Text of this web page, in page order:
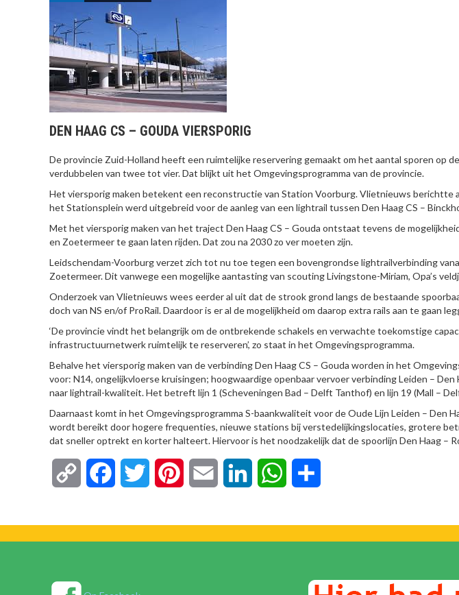
DEN HAAG CS – GOUDA VIERSPORIG
De provincie Zuid-Holland heeft een ruimtelijke reservering gemaakt om het aantal sporen op
verdubbelen van twee tot vier. Dat blijkt uit het Omgevingsprogramma van de provincie.
Het viersporig maken betekent een reconstructie van Station Voorburg. Vlietnieuws berichtte
het Stationsplein werd uitgebreid voor de aanleg van een lightrail tussen Den Haag CS –
Met het viersporig maken van het traject Den Haag CS – Gouda ontstaat tevens de
en Zoetermeer te gaan laten rijden. Dat zou na 2030 zo ver moeten zijn.
Leidschendam-Voorburg verzet zich tot nu toe tegen een bovengrondse lightrailverbinding
Zoetermeer. Dit vanwege een mogelijke aantasting van scouting Livingstone-Miriam, Opa’s
Onderzoek van Vlietnieuws wees eerder al uit dat de strook grond langs de bestaande
doch van NS en/of ProRail. Daardoor is er al de mogelijkheid om daarop extra rails aan te gaan
‘De provincie vindt het belangrijk om de ontbrekende schakels en verwachte toekomstige
infrastructuurnetwerk ruimtelijk te reserveren’, zo staat in het Omgevingsprogramma.
Behalve het viersporig maken van de verbinding Den Haag CS – Gouda worden in het
voor: N14, ongelijkvloerse kruisingen; hoogwaardige openbaar vervoer verbinding Leiden –
naar lightrail-kwaliteit. Het betreft lijn 1 (Scheveningen Bad – Delft Tanthof) en lijn 19 (Mall –
Daarnaast komt in het Omgevingsprogramma S-baankwaliteit voor de Oude Lijn Leiden – Den
wordt bereikt door hogere frequenties, nieuwe stations bij verstedelijkingslocaties, grotere
dat sneller optrekt en korter halteert. Hiervoor is het noodzakelijk dat de spoorlijn Den Haag –
Copy FacebookTwitter Pinterest Email LinkedIn WhatsApp